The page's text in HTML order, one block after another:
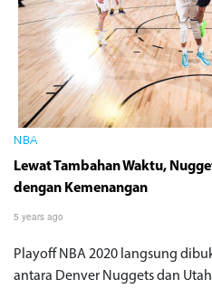
NBA
Lewat Tambahan Waktu,
dengan Kemenangan
5 years ago
Playoff NBA 2020 langsung
antara Denver Nuggets dan